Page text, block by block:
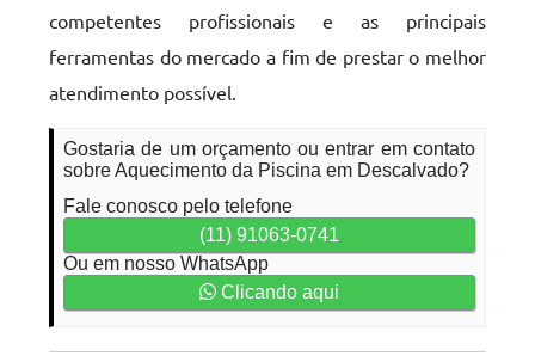
competentes profissionais e as principais
ferramentas do mercado a fim de prestar o melhor
atendimento possível.
Gostaria de um orçamento ou entrar em contato
sobre Aquecimento da Piscina em Descalvado?
Fale conosco pelo telefone
(11) 91063-0741
Ou em nosso WhatsApp
Clicando aqui